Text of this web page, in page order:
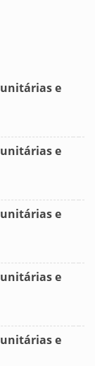
e
e
e
e
e